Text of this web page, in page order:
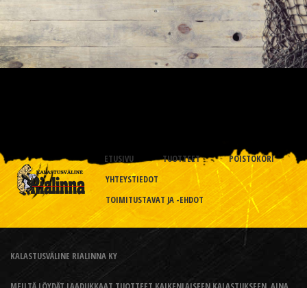
ETUSIVU TUOTTEET
POISTOKORI
YHTEYSTIEDOT
TOIMITUSTAVAT JA -EHDOT
KALASTUSVÄLINE RIALINNA KY